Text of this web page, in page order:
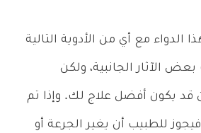
الدواء مع أي من الأدوية التالية
الآثار الجانبية، ولكن
قد يكون أفضل علاج لك. وإذا تم
للطبيب أن يغير الجرعة أو